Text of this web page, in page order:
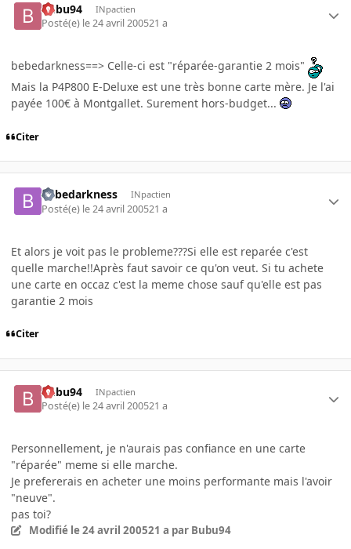
Bubu94 INpactien
Posté(e) le 24 avril 200521 a
bebedarkness==> Celle-ci est "réparée-garantie 2 mois"
Mais la P4P800 E-Deluxe est une très bonne carte mère. Je l'ai
payée 100€ à Montgallet. Surement hors-budget...
Citer
bebedarkness INpactien
Posté(e) le 24 avril 200521 a
Et alors je voit pas le probleme???Si elle est reparée c'est
quelle marche!!Après faut savoir ce qu'on veut. Si tu achete
une carte en occaz c'est la meme chose sauf qu'elle est pas
garantie 2 mois
Citer
Bubu94 INpactien
Posté(e) le 24 avril 200521 a
Personnellement, je n'aurais pas confiance en une carte
"réparée" meme si elle marche.
Je prefererais en acheter une moins performante mais l'avoir
"neuve".
pas toi?
Modifié le 24 avril 200521 a par Bubu94